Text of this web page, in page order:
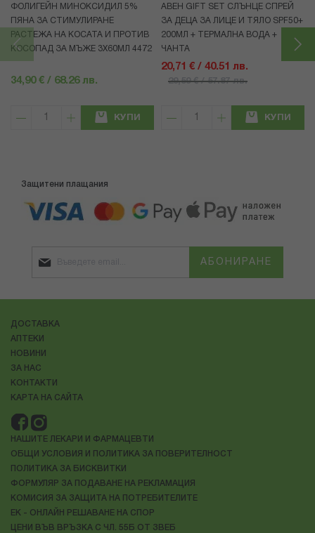
ФОЛИГЕЙН МИНОКСИДИЛ 5%
ПЯНА ЗА СТИМУЛИРАНЕ
РАСТЕЖА НА КОСАТА И ПРОТИВ
КОСОПАД ЗА МЪЖЕ 3X60МЛ 4472
34,90 € / 68.26 лв.
КУПИ
АВЕН GIFT SET СЛЪНЦЕ СПРЕЙ
ЗА ДЕЦА ЗА ЛИЦЕ И ТЯЛО SPF50+
200МЛ + ТЕРМАЛНА ВОДА +
ЧАНТА
20,71 € / 40.51 лв.
29,59 € / 57.87 лв.
КУПИ
Защитени плащания
АБОНИРАНЕ
ДОСТАВКА
АПТЕКИ
НОВИНИ
ЗА НАС
КОНТАКТИ
КАРТА НА САЙТА
НАШИТЕ ЛЕКАРИ И ФАРМАЦЕВТИ
ОБЩИ УСЛОВИЯ И ПОЛИТИКА ЗА ПОВЕРИТЕЛНОСТ
ПОЛИТИКА ЗА БИСКВИТКИ
ФОРМУЛЯР ЗА ПОДАВАНЕ НА РЕКЛАМАЦИЯ
КОМИСИЯ ЗА ЗАЩИТА НА ПОТРЕБИТЕЛИТЕ
ЕК - ОНЛАЙН РЕШАВАНЕ НА СПОР
ЦЕНИ ВЪВ ВРЪЗКА С ЧЛ. 55Б ОТ ЗВЕБ